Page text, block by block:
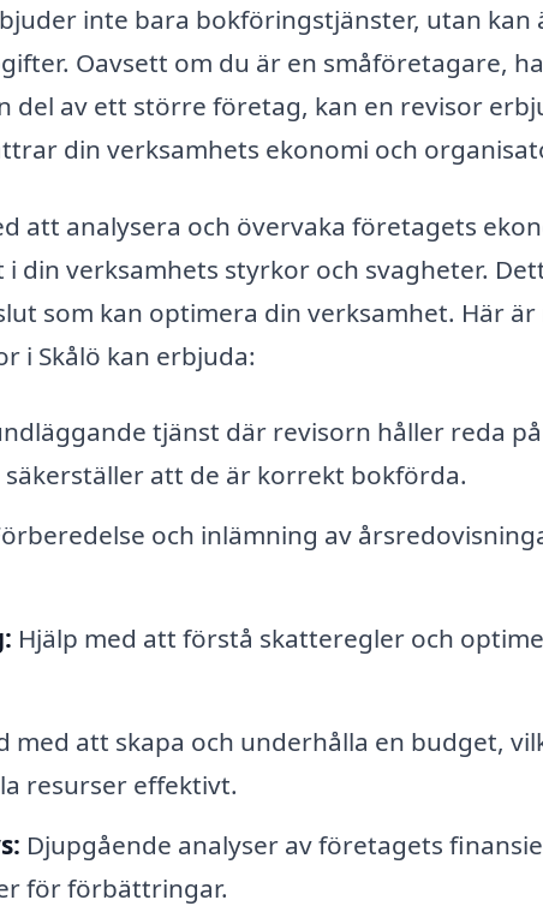
inte bara bokföringstjänster, utan kan
Oavsett om du är en småföretagare,
del av ett större företag, kan en revisor
din verksamhets ekonomi och
att analysera och övervaka företagets
din verksamhets styrkor och svagheter.
som kan optimera din verksamhet. Här är
i Skålö kan erbjuda:
tjänst där revisorn håller reda
att de är korrekt bokförda.
och inlämning av
Hjälp med att förstå skatteregler och
med att skapa och underhålla en budget,
resurser effektivt.
Djupgående analyser av företagets
för förbättringar.